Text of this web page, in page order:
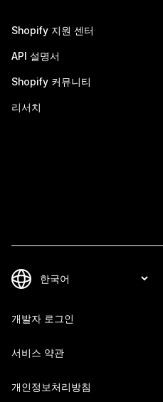
Shopify 지원 센터
API 설명서
Shopify 커뮤니티
리서치
개발자 로그인
서비스 약관
개인정보처리방침